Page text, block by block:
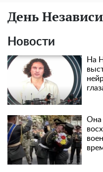
День
Новости
На
Она